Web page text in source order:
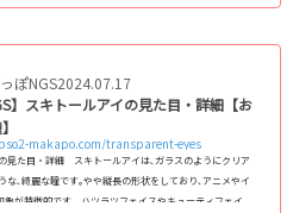
その魅力が一層引き立ちます。 とりあえず登録しておき
よ瞳で...
ぽNGS2024.07.17
】スキトールアイの見た目・詳細【お
makapo.com/transparent-eyes
見た目・詳細 スキトールアイは､ガラスのようにクリア
な､綺麗な瞳です｡やや縦長の形状をしており､アニメやイ
象が特徴的です｡ ハツラツフェイスやキューティフェイ